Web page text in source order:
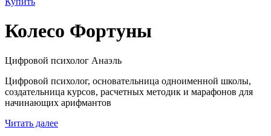
Колесо Фортуны
Цифровой психолог Анаэль
Цифровой психолог, основательница одноименной школы,
создательница курсов, расчетных методик и марафонов для
начинающих арифмантов
Читать далее